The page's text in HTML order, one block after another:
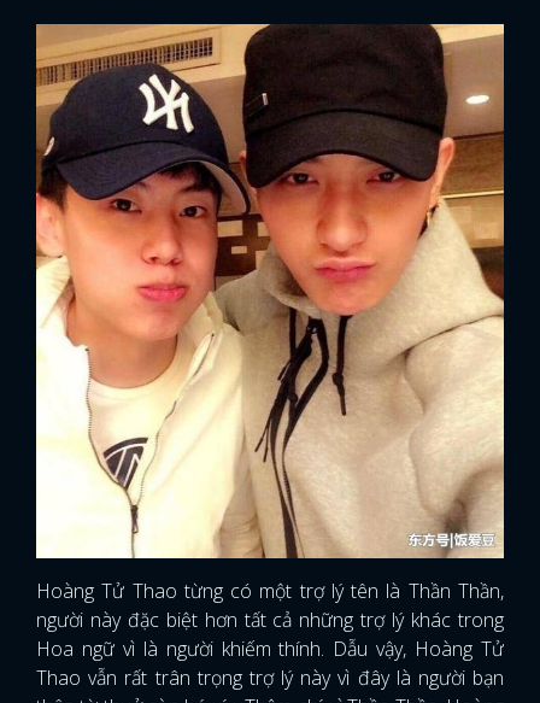
Hoàng Tử Thao từng có một trợ lý tên là Thần Thần,
người này đặc biệt hơn tất cả những trợ lý khác trong
Hoa ngữ vì là người khiếm thính. Dẫu vậy, Hoàng Tử
Thao vẫn rất trân trọng trợ lý này vì đây là người bạn